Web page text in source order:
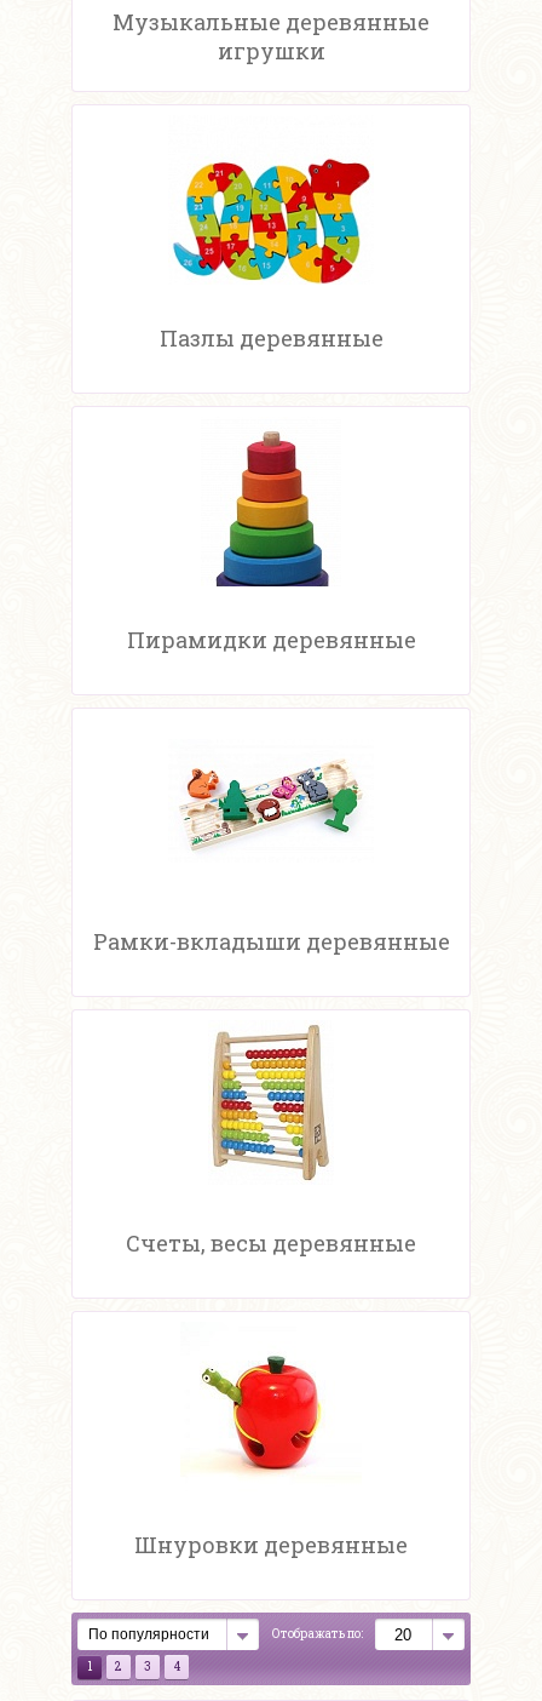
Музыкальные деревянные
игрушки
Пазлы деревянные
Пирамидки деревянные
Рамки-вкладыши деревянные
Счеты, весы деревянные
Шнуровки деревянные
Отображать по:
1 2 3 4